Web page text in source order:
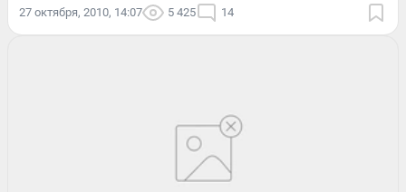
27 октября, 2010, 14:07 5 425 14